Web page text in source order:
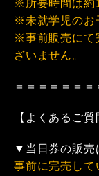
※所要時間は約
※未就学児のお
※事前販売にて
ざいません。
＝＝＝＝＝＝＝
【よくあるご
▼当日券の販売
事前に完売して